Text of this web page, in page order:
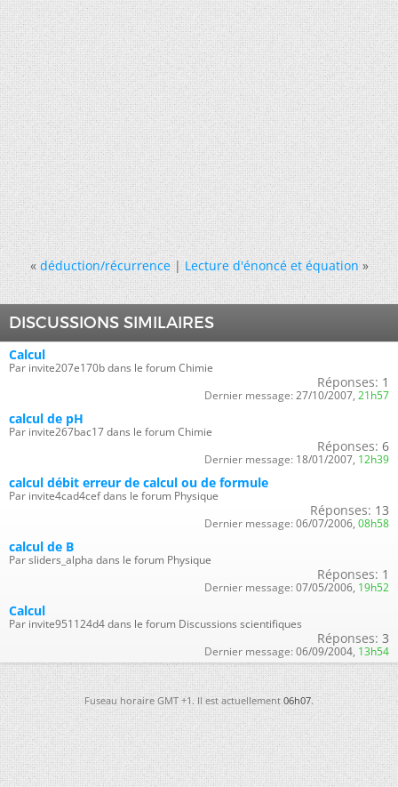
« déduction/récurrence|Lecture d'énoncé et équation »
DISCUSSIONS SIMILAIRES
Calcul
Par invite207e170b dans le forum Chimie
Réponses: 1
Dernier message: 27/10/2007, 21h57
calcul de pH
Par invite267bac17 dans le forum Chimie
Réponses: 6
Dernier message: 18/01/2007, 12h39
calcul débit erreur de calcul ou de formule
Par invite4cad4cef dans le forum Physique
Réponses: 13
Dernier message: 06/07/2006, 08h58
calcul de B
Par sliders_alpha dans le forum Physique
Réponses: 1
Dernier message: 07/05/2006, 19h52
Calcul
Par invite951124d4 dans le forum Discussions scientifiques
Réponses: 3
Dernier message: 06/09/2004, 13h54
Fuseau horaire GMT +1. Il est actuellement06h07.